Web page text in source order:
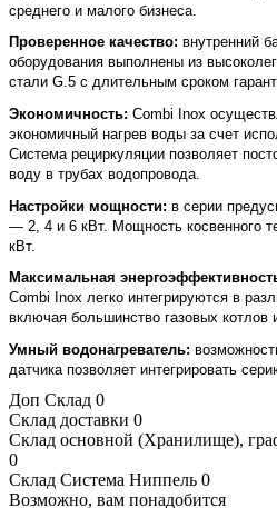
среднего и малого бизнеса.
Проверенное качество: внутренний
оборудования выполнены из
стали G.5 с длительным сроком
Экономичность: Combi Inox
экономичный нагрев воды за счет
Система рециркуляции позволяет
воду в трубах водопровода.
Настройки мощности: в серии
— 2, 4 и 6 кВт. Мощность косвенного
кВт.
Максимальная
Combi Inox легко интегрируются в
включая большинство газовых
Умный водонагреватель:
датчика позволяет интегрировать
Доп Склад 0
Склад доставки 0
Склад основной (Хранилище),
0
Склад Система Ниппель 0
Возможно, вам понадобится